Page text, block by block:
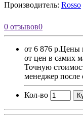
Производитель: Rosso
0 отзывов0
от 6 876 р.Цены
от цен в самих
Точную
менеджер после
Кол-во